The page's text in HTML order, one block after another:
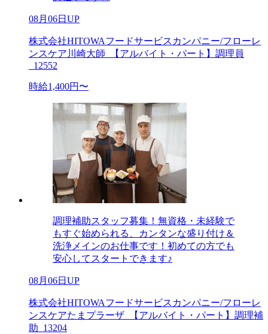
08月06日UP
株式会社HITOWAフードサービスカンパニー/フローレ
ンスケア川崎大師_【アルバイト・パート】調理員
_12552
時給1,400円〜
調理補助スタッフ募集！無資格・未経験で
もすぐ始められる、カンタンな盛り付け＆
洗浄メインのお仕事です！初めての方でも
安心してスタートできます♪
08月06日UP
株式会社HITOWAフードサービスカンパニー/フローレ
ンスケアたまプラーザ_【アルバイト・パート】調理補
助_13204